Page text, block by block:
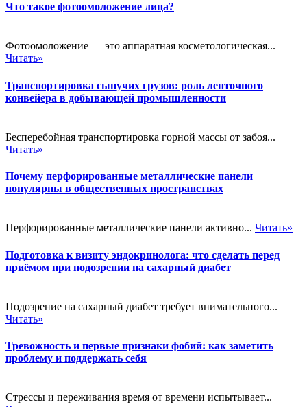
Что такое фотоомоложение лица?
Фотоомоложение — это аппаратная косметологическая...
Читать»
Транспортировка сыпучих грузов: роль ленточного
конвейера в добывающей промышленности
Бесперебойная транспортировка горной массы от забоя...
Читать»
Почему перфорированные металлические панели
популярны в общественных пространствах
Перфорированные металлические панели активно... Читать»
Подготовка к визиту эндокринолога: что сделать перед
приёмом при подозрении на сахарный диабет
Подозрение на сахарный диабет требует внимательного...
Читать»
Тревожность и первые признаки фобий: как заметить
проблему и поддержать себя
Стрессы и переживания время от времени испытывает...